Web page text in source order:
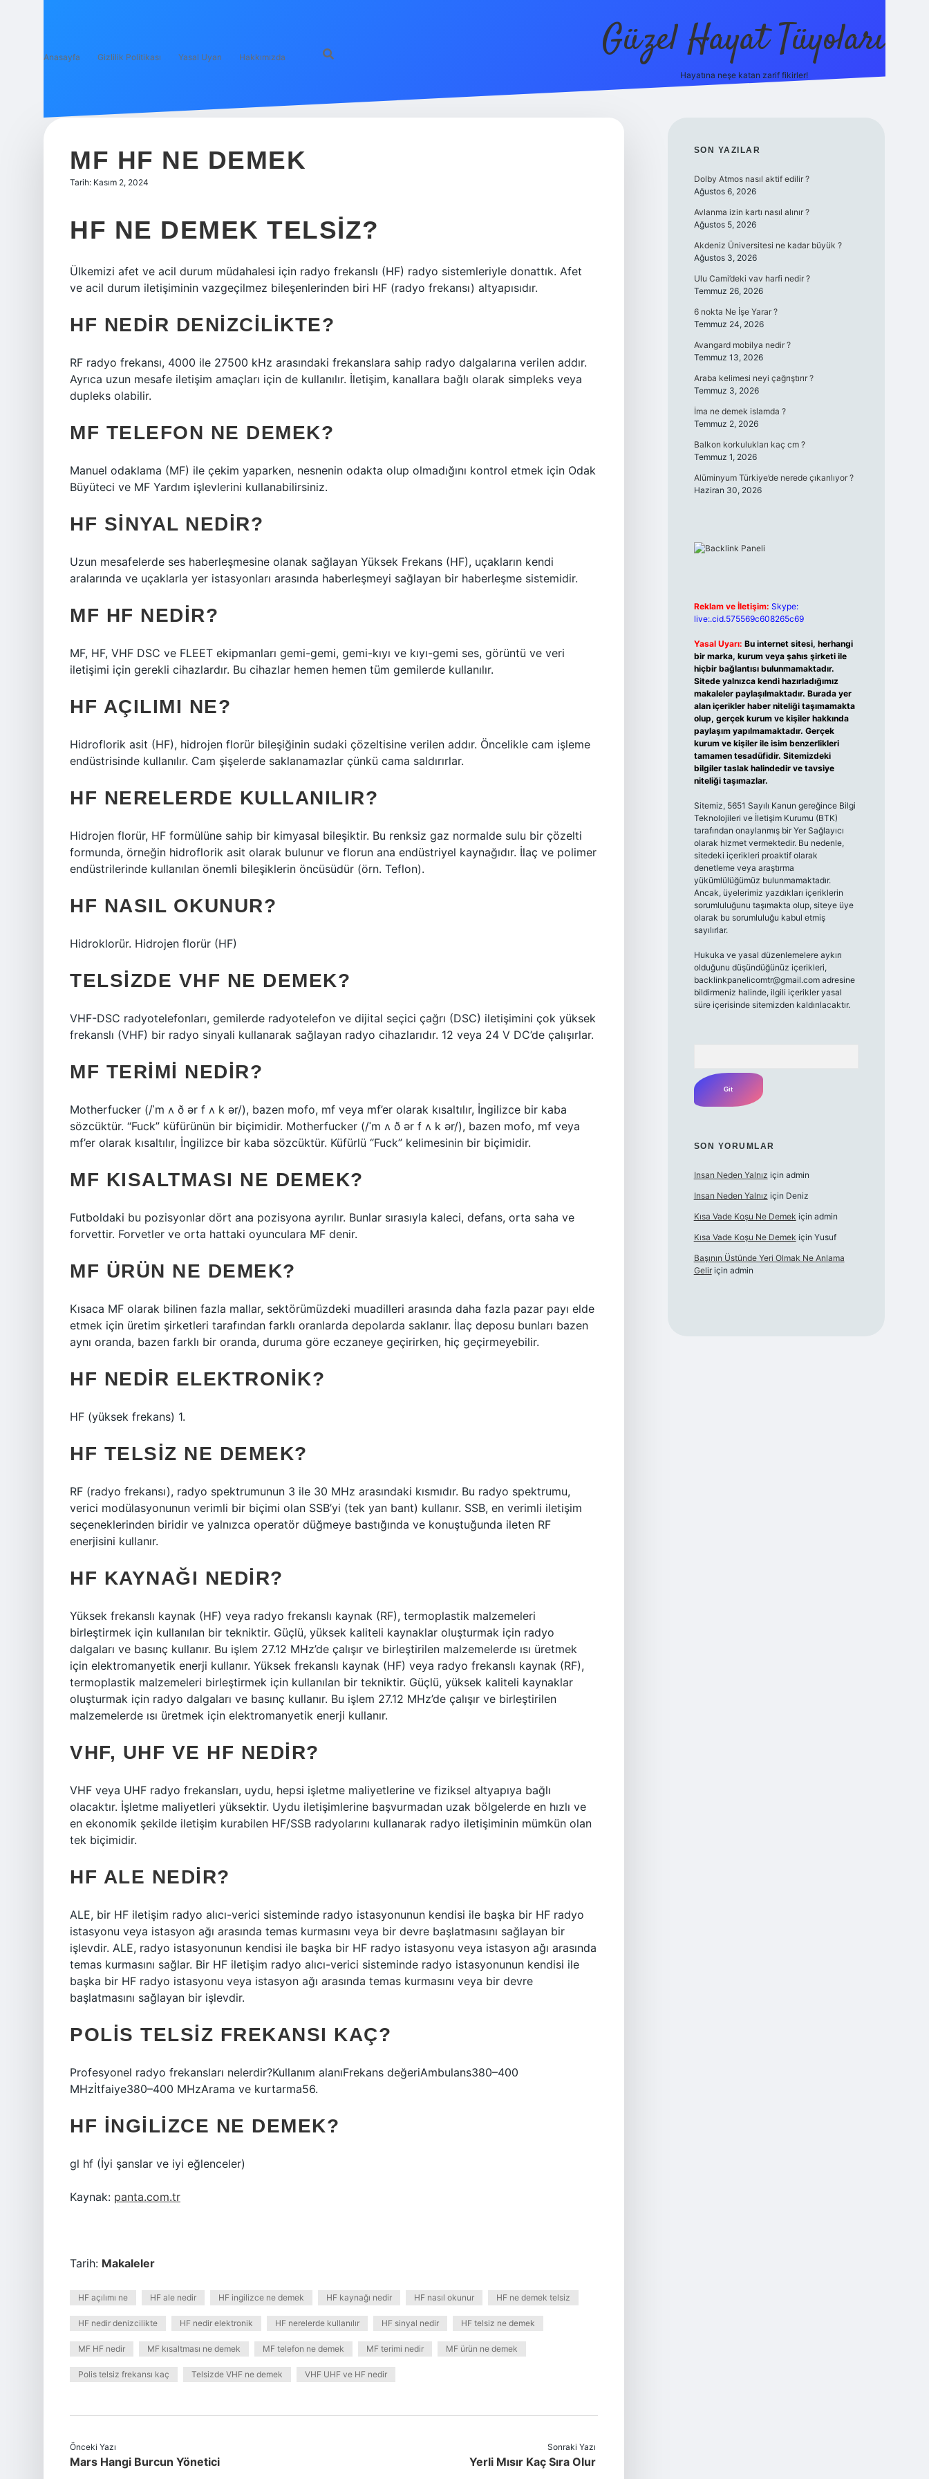
Anasayfa Gizlilik Politikası Yasal Uyarı Hakkımızda Güzel Hayat Tüyoları
Hayatına neşe katan zarif fikirler!
MF HF NE DEMEK
Tarih: Kasım 2, 2024
HF NE DEMEK TELSIZ?
Ülkemizi afet ve acil durum müdahalesi için radyo frekanslı (HF) radyo sistemleriyle donattık. Afet
ve acil durum iletişiminin vazgeçilmez bileşenlerinden biri HF (radyo frekansı) altyapısıdır.
HF NEDIR DENIZCILIKTE?
RF radyo frekansı, 4000 ile 27500 kHz arasındaki frekanslara sahip radyo dalgalarına verilen addır.
Ayrıca uzun mesafe iletişim amaçları için de kullanılır. İletişim, kanallara bağlı olarak simpleks veya
dupleks olabilir.
MF TELEFON NE DEMEK?
Manuel odaklama (MF) ile çekim yaparken, nesnenin odakta olup olmadığını kontrol etmek için Odak
Büyüteci ve MF Yardım işlevlerini kullanabilirsiniz.
HF SINYAL NEDIR?
Uzun mesafelerde ses haberleşmesine olanak sağlayan Yüksek Frekans (HF), uçakların kendi
aralarında ve uçaklarla yer istasyonları arasında haberleşmeyi sağlayan bir haberleşme sistemidir.
MF HF NEDIR?
MF, HF, VHF DSC ve FLEET ekipmanları gemi-gemi, gemi-kıyı ve kıyı-gemi ses, görüntü ve veri
iletişimi için gerekli cihazlardır. Bu cihazlar hemen hemen tüm gemilerde kullanılır.
HF AÇILIMI NE?
Hidroflorik asit (HF), hidrojen florür bileşiğinin sudaki çözeltisine verilen addır. Öncelikle cam işleme
endüstrisinde kullanılır. Cam şişelerde saklanamazlar çünkü cama saldırırlar.
HF NERELERDE KULLANILIR?
Hidrojen florür, HF formülüne sahip bir kimyasal bileşiktir. Bu renksiz gaz normalde sulu bir çözelti
formunda, örneğin hidroflorik asit olarak bulunur ve florun ana endüstriyel kaynağıdır. İlaç ve polimer
endüstrilerinde kullanılan önemli bileşiklerin öncüsüdür (örn. Teflon).
HF NASIL OKUNUR?
Hidroklorür. Hidrojen florür (HF)
TELSIZDE VHF NE DEMEK?
VHF-DSC radyotelefonları, gemilerde radyotelefon ve dijital seçici çağrı (DSC) iletişimini çok yüksek
frekanslı (VHF) bir radyo sinyali kullanarak sağlayan radyo cihazlarıdır. 12 veya 24 V DC’de çalışırlar.
MF TERIMI NEDIR?
Motherfucker (/ˈm ʌ ð ər f ʌ k ər/), bazen mofo, mf veya mf’er olarak kısaltılır, İngilizce bir kaba
sözcüktür. “Fuck” küfürünün bir biçimidir. Motherfucker (/ˈm ʌ ð ər f ʌ k ər/), bazen mofo, mf veya
mf’er olarak kısaltılır, İngilizce bir kaba sözcüktür. Küfürlü “Fuck” kelimesinin bir biçimidir.
MF KISALTMASI NE DEMEK?
Futboldaki bu pozisyonlar dört ana pozisyona ayrılır. Bunlar sırasıyla kaleci, defans, orta saha ve
forvettir. Forvetler ve orta hattaki oyunculara MF denir.
MF ÜRÜN NE DEMEK?
Kısaca MF olarak bilinen fazla mallar, sektörümüzdeki muadilleri arasında daha fazla pazar payı elde
etmek için üretim şirketleri tarafından farklı oranlarda depolarda saklanır. İlaç deposu bunları bazen
aynı oranda, bazen farklı bir oranda, duruma göre eczaneye geçirirken, hiç geçirmeyebilir.
HF NEDIR ELEKTRONIK?
HF (yüksek frekans) 1.
HF TELSIZ NE DEMEK?
RF (radyo frekansı), radyo spektrumunun 3 ile 30 MHz arasındaki kısmıdır. Bu radyo spektrumu,
verici modülasyonunun verimli bir biçimi olan SSB’yi (tek yan bant) kullanır. SSB, en verimli iletişim
seçeneklerinden biridir ve yalnızca operatör düğmeye bastığında ve konuştuğunda ileten RF
enerjisini kullanır.
HF KAYNAĞI NEDIR?
Yüksek frekanslı kaynak (HF) veya radyo frekanslı kaynak (RF), termoplastik malzemeleri
birleştirmek için kullanılan bir tekniktir. Güçlü, yüksek kaliteli kaynaklar oluşturmak için radyo
dalgaları ve basınç kullanır. Bu işlem 27.12 MHz’de çalışır ve birleştirilen malzemelerde ısı üretmek
için elektromanyetik enerji kullanır. Yüksek frekanslı kaynak (HF) veya radyo frekanslı kaynak (RF),
termoplastik malzemeleri birleştirmek için kullanılan bir tekniktir. Güçlü, yüksek kaliteli kaynaklar
oluşturmak için radyo dalgaları ve basınç kullanır. Bu işlem 27.12 MHz’de çalışır ve birleştirilen
malzemelerde ısı üretmek için elektromanyetik enerji kullanır.
VHF, UHF VE HF NEDIR?
VHF veya UHF radyo frekansları, uydu, hepsi işletme maliyetlerine ve fiziksel altyapıya bağlı
olacaktır. İşletme maliyetleri yüksektir. Uydu iletişimlerine başvurmadan uzak bölgelerde en hızlı ve
en ekonomik şekilde iletişim kurabilen HF/SSB radyolarını kullanarak radyo iletişiminin mümkün olan
tek biçimidir.
HF ALE NEDIR?
ALE, bir HF iletişim radyo alıcı-verici sisteminde radyo istasyonunun kendisi ile başka bir HF radyo
istasyonu veya istasyon ağı arasında temas kurmasını veya bir devre başlatmasını sağlayan bir
işlevdir. ALE, radyo istasyonunun kendisi ile başka bir HF radyo istasyonu veya istasyon ağı arasında
temas kurmasını sağlar. Bir HF iletişim radyo alıcı-verici sisteminde radyo istasyonunun kendisi ile
başka bir HF radyo istasyonu veya istasyon ağı arasında temas kurmasını veya bir devre
başlatmasını sağlayan bir işlevdir.
POLIS TELSIZ FREKANSI KAÇ?
Profesyonel radyo frekansları nelerdir?Kullanım alanıFrekans değeriAmbulans380–400
MHzİtfaiye380–400 MHzArama ve kurtarma56.
HF INGILIZCE NE DEMEK?
gl hf (İyi şanslar ve iyi eğlenceler)
Kaynak: panta.com.tr
Tarih: Makaleler
HF açılımı ne HF ale nedir HF ingilizce ne demek HF kaynağı nedir HF nasıl okunur HF ne demek telsiz
HF nedir denizcilikte HF nedir elektronik HF nerelerde kullanılır HF sinyal nedir HF telsiz ne demek
MF HF nedir MF kısaltması ne demek MF telefon ne demek MF terimi nedir MF ürün ne demek
Polis telsiz frekansı kaç Telsizde VHF ne demek VHF UHF ve HF nedir
Önceki Yazı
Mars Hangi Burcun Yönetici
Sonraki Yazı
Yerli Mısır Kaç Sıra Olur
SIDEBAR
SON YAZILAR
Dolby Atmos nasıl aktif edilir ?
Ağustos 6, 2026
Avlanma izin kartı nasıl alınır ?
Ağustos 5, 2026
Akdeniz Üniversitesi ne kadar büyük ?
Ağustos 3, 2026
Ulu Cami’deki vav harfi nedir ?
Temmuz 26, 2026
6 nokta Ne İşe Yarar ?
Temmuz 24, 2026
Avangard mobilya nedir ?
Temmuz 13, 2026
Araba kelimesi neyi çağrıştırır ?
Temmuz 3, 2026
İma ne demek islamda ?
Temmuz 2, 2026
Balkon korkulukları kaç cm ?
Temmuz 1, 2026
Alüminyum Türkiye’de nerede çıkarılıyor ?
Haziran 30, 2026
Reklam ve İletişim: Skype:
live:.cid.575569c608265c69
Yasal Uyarı: Bu internet sitesi, herhangi
bir marka, kurum veya şahıs şirketi ile
hiçbir bağlantısı bulunmamaktadır.
Sitede yalnızca kendi hazırladığımız
makaleler paylaşılmaktadır. Burada yer
alan içerikler haber niteliği taşımamakta
olup, gerçek kurum ve kişiler hakkında
paylaşım yapılmamaktadır. Gerçek
kurum ve kişiler ile isim benzerlikleri
tamamen tesadüfidir. Sitemizdeki
bilgiler taslak halindedir ve tavsiye
niteliği taşımazlar.
Sitemiz, 5651 Sayılı Kanun gereğince Bilgi
Teknolojileri ve İletişim Kurumu (BTK)
tarafından onaylanmış bir Yer Sağlayıcı
olarak hizmet vermektedir. Bu nedenle,
sitedeki içerikleri proaktif olarak
denetleme veya araştırma
yükümlülüğümüz bulunmamaktadır.
Ancak, üyelerimiz yazdıkları içeriklerin
sorumluluğunu taşımakta olup, siteye üye
olarak bu sorumluluğu kabul etmiş
sayılırlar.
Hukuka ve yasal düzenlemelere aykırı
olduğunu düşündüğünüz içerikleri,
backlinkpanelicomtr@gmail.comadresine
bildirmeniz halinde, ilgili içerikler yasal
süre içerisinde sitemizden kaldırılacaktır.
SON YORUMLAR
Insan Neden Yalnız için admin
Insan Neden Yalnız için Deniz
Kısa Vade Koşu Ne Demek için admin
Kısa Vade Koşu Ne Demek için Yusuf
Başının Üstünde Yeri Olmak Ne Anlama
Geliriçin admin